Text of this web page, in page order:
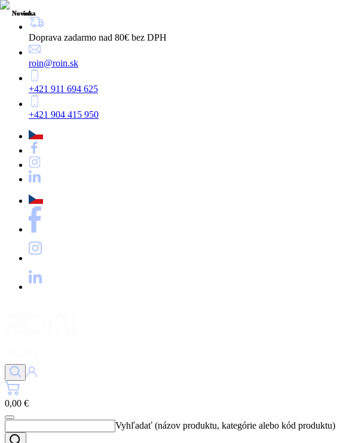
Doprava zadarmo nad 80€ bez DPH
roin@roin.sk
+421 911 694 625
+421 904 415 950
0,00 €
Vyhľadať (názov produktu, kategórie alebo kód produktu)
Novinka
Novinka
Novinka
Novinka
Novinka
Novinka
Novinka
Novinka
Novinka
Novinka
Novinka
Novinka